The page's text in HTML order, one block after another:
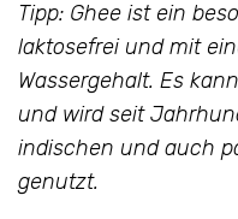
Tipp: Ghee ist ein
laktosefrei und mit
Wassergehalt. Es
und wird seit
indischen und auch
genutzt.